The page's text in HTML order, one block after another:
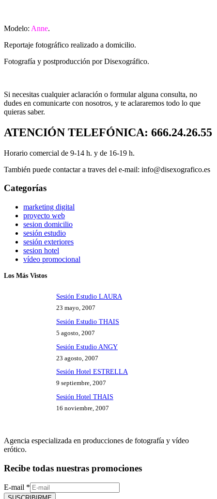
Modelo: Anne.
Reportaje fotográfico realizado a domicilio.
Fotografía y postproducción por Disexográfico.
Si necesitas cualquier aclaración o formular alguna consulta, no
dudes en comunicarte con nosotros, y te aclararemos todo lo que
quieras saber.
ATENCIÓN TELEFÓNICA: 666.24.26.55
Horario comercial de 9-14 h. y de 16-19 h.
También puede contactar a traves del e-mail: info@disexografico.es
Categorías
marketing digital
proyecto web
sesion domicilio
sesión estudio
sesión exteriores
sesion hotel
vídeo promocional
Los Más Vistos
Sesión Estudio LAURA
23 mayo, 2007
Sesión Estudio THAIS
5 agosto, 2007
Sesión Estudio ANGY
23 agosto, 2007
Sesión Hotel ESTRELLA
9 septiembre, 2007
Sesión Hotel THAIS
16 noviembre, 2007
Agencia especializada en producciones de fotografía y vídeo
erótico.
Recibe todas nuestras promociones
E-mail *